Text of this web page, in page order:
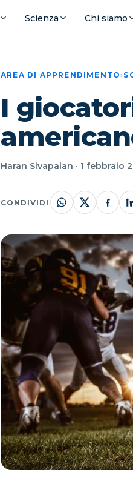
Scienza Chi siamo
AREA DI APPRENDIMENTO›
I
Haran Sivapalan · 1 febbraio
CONDIVIDI